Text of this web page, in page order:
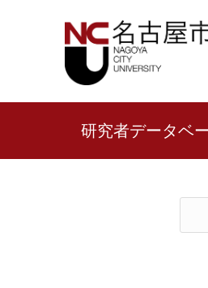
研究者データベ